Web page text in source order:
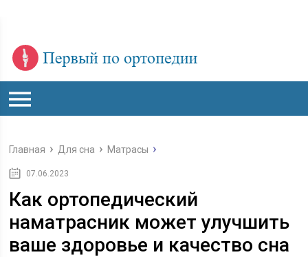
Главная Для сна Матрасы
07.06.2023
Как ортопедический
наматрасник может улучшить
ваше здоровье и качество сна